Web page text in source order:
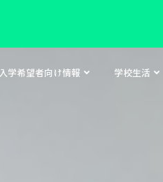
入学希望者向け情報 学校生活